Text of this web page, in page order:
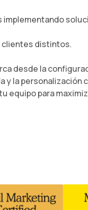
implementando
clientes distintos.
desde la
y la personalización
equipo para